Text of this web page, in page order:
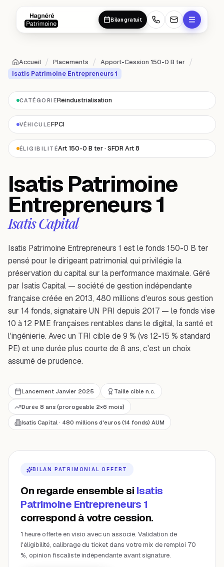
Bilan gratuit
Accueil / Placements / Apport-Cession 150-0 B ter /
Isatis Patrimoine Entrepreneurs 1
CATÉGORIERéindustrialisation
VÉHICULEFPCI
ÉLIGIBILITÉArt 150-0 B ter · SFDR Art 8
Isatis Patrimoine
Entrepreneurs 1
Isatis Capital
Isatis Patrimoine Entrepreneurs 1 est le fonds 150-0 B ter
pensé pour le dirigeant patrimonial qui privilégie la
préservation du capital sur la performance maximale. Géré
par Isatis Capital — société de gestion indépendante
française créée en 2013, 480 millions d'euros sous gestion
sur 14 fonds, signataire UN PRI depuis 2017 — le fonds vise
10 à 12 PME françaises rentables dans le digital, la santé et
l'ingénierie. Avec un TRI cible de 9 % (vs 12-15 % standard
PE) et une durée plus courte de 8 ans, c'est un choix
assumé de prudence.
Lancement Janvier 2025 Taille cible n.c.
Durée 8 ans (prorogeable 2×6 mois)
Isatis Capital · 480 millions d'euros (14 fonds) AUM
BILAN PATRIMONIAL OFFERT
On regarde ensemble si Isatis
Patrimoine Entrepreneurs 1
correspond à votre cession.
1 heure offerte en visio avec un associé. Validation de
l'éligibilité, calibrage du ticket dans votre mix de remploi 70
%, opinion fiscaliste indépendante avant signature.